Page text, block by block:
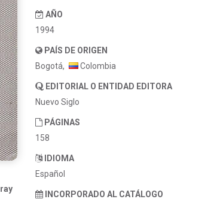
AÑO
1994
PAÍS DE ORIGEN
Bogotá,
Colombia
EDITORIAL O ENTIDAD EDITORA
Nuevo Siglo
PÁGINAS
158
IDIOMA
Español
INCORPORADO AL CATÁLOGO